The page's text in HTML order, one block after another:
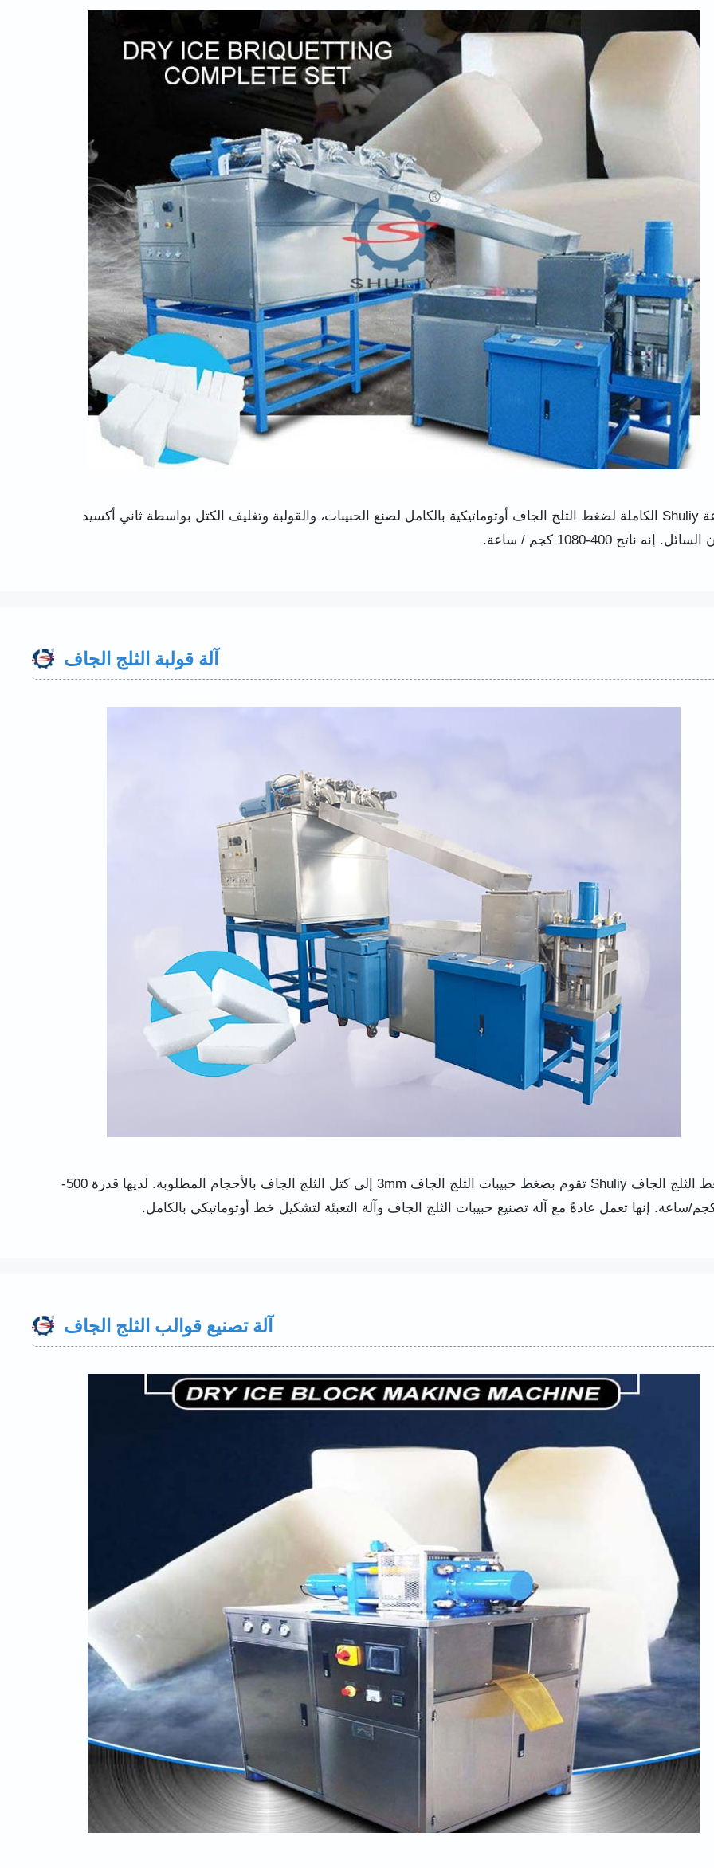
مجموعة Shuliy الكاملة لضغط الثلج الجاف أوتوماتيكية بالكامل لصنع الحبيبات، والقولبة وتغليف الكتل بواسطة ثاني أكسيد
إنه ناتج 400-1080 كجم / ساعة.
آلة قولبة الثلج الجاف
آلة ضغط الثلج الجاف Shuliy تقوم بضغط حبيبات الثلج الجاف 3mm إلى كتل الثلج الجاف بالأحجام المطلوبة. لديها قدرة 500-
آلة تصنيع قوالب الثلج الجاف